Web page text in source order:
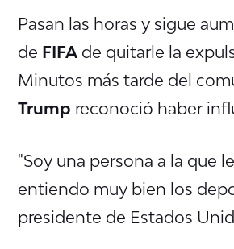
Pasan las horas y sigue
de FIFA de quitarle la
Minutos más tarde del
Trump reconoció haber
"Soy una persona a la que
entiendo muy bien los
presidente de Estados